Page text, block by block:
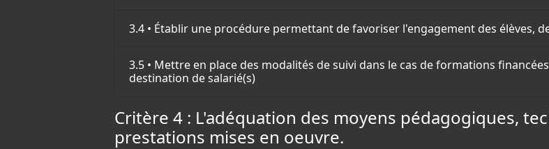
3.4 • Établir une procédure permettant de favoriser l'engagement des élèves,
3.5 • Mettre en place des modalités de suivi dans le cas de formations
destination de salarié(s)
Critère 4 : L'adéquation des moyens pédagogiques,
prestations mises en oeuvre.